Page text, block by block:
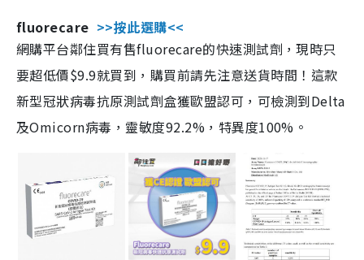
fluorecare >>按此選購<<
網購平台鄰住買有售fluorecare的快速測試劑，現時只
要超低價$9.9就買到，購買前請先注意送貨時間！這款
新型冠狀病毒抗原測試劑盒獲歐盟認可，可檢測到Delta
及Omicorn病毒，靈敏度92.2%，特異度100%。